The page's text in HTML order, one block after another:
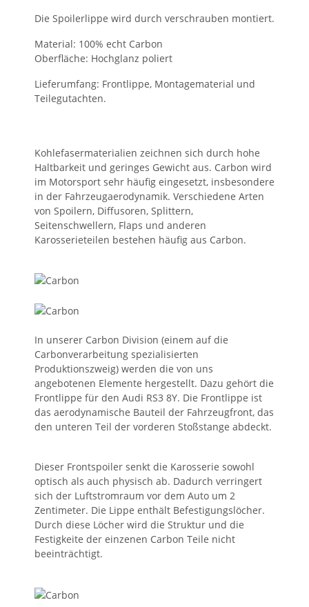
Die Spoilerlippe wird durch verschrauben montiert.
Material: 100% echt Carbon
Oberfläche: Hochglanz poliert
Lieferumfang: Frontlippe, Montagematerial und
Teilegutachten.
Kohlefasermaterialien zeichnen sich durch hohe
Haltbarkeit und geringes Gewicht aus. Carbon wird
im Motorsport sehr häufig eingesetzt, insbesondere
in der Fahrzeugaerodynamik. Verschiedene Arten
von Spoilern, Diffusoren, Splittern,
Seitenschwellern, Flaps und anderen
Karosserieteilen bestehen häufig aus Carbon.
In unserer Carbon Division (einem auf die
Carbonverarbeitung spezialisierten
Produktionszweig) werden die von uns
angebotenen Elemente hergestellt. Dazu gehört die
Frontlippe für den Audi RS3 8Y. Die Frontlippe ist
das aerodynamische Bauteil der Fahrzeugfront, das
den unteren Teil der vorderen Stoßstange abdeckt.
Dieser Frontspoiler senkt die Karosserie sowohl
optisch als auch physisch ab. Dadurch verringert
sich der Luftstromraum vor dem Auto um 2
Zentimeter. Die Lippe enthält Befestigungslöcher.
Durch diese Löcher wird die Struktur und die
Festigkeite der einzenen Carbon Teile nicht
beeinträchtigt.